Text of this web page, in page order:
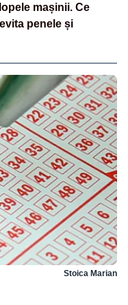
mașinii. Ce
penele și
Stoica Marian